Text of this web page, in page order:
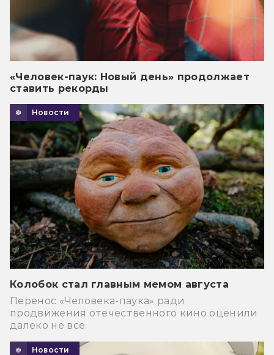
«Человек-паук: Новый день» продолжает
ставить рекорды
Новости
Колобок стал главным мемом августа
Перенос «Человека-паука» ради
продвижения отечественного кино оценили
далеко не все.
Новости